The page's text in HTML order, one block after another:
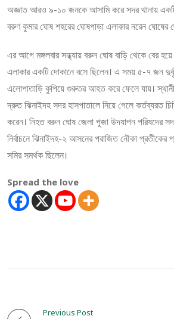
অজ্ঞাত আরও ৯-১০ জনকে আসামি করে সদর থানায় একটি
বরুণ কুমার ঘোষ শহরের ঘোষপাড়া এলাকার নরেন ঘোষের
এর আগে মঙ্গলবার সন্ধ্যায় বরুন ঘোষ বাড়ি থেকে বের
এলাকার একটি দোকানে বসে ছিলেন। এ সময় ৫-৭ জন
এলোপাতাড়ি কুপিয়ে গুরুতর আহত করে ফেলে যায়।
দ্রুত ঝিনাইদহ সদর হাসপাতালে নিয়ে গেলে কর্তব্যরত
করেন। নিহত বরুন ঘোষ জেলা পূজা উদযাপন পরিষদের
নির্বাচনে ঝিনাইদহ-২ আসনের পরাজিত নৌকা প্রতীকের
সমির সমর্থক ছিলেন।
Spread the love
Previous Post